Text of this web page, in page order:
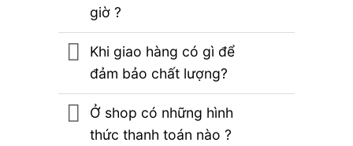
giờ ?
Khi giao hàng có gì để
đảm bảo chất lượng?
Ở shop có những hình
thức thanh toán nào ?